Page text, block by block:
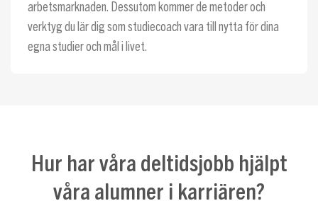
arbetsmarknaden. Dessutom kommer de metoder och
verktyg du lär dig som studiecoach vara till nytta för dina
egna studier och mål i livet.
Hur har våra deltidsjobb hjälpt
våra alumner i karriären?